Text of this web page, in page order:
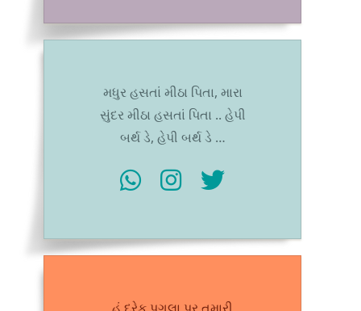
મધુર હસતાં મીઠા પિતા, મારા
સુંદર મીઠા હસતાં પિતા .. હેપી
બર્થ ડે, હેપી બર્થ ડે …